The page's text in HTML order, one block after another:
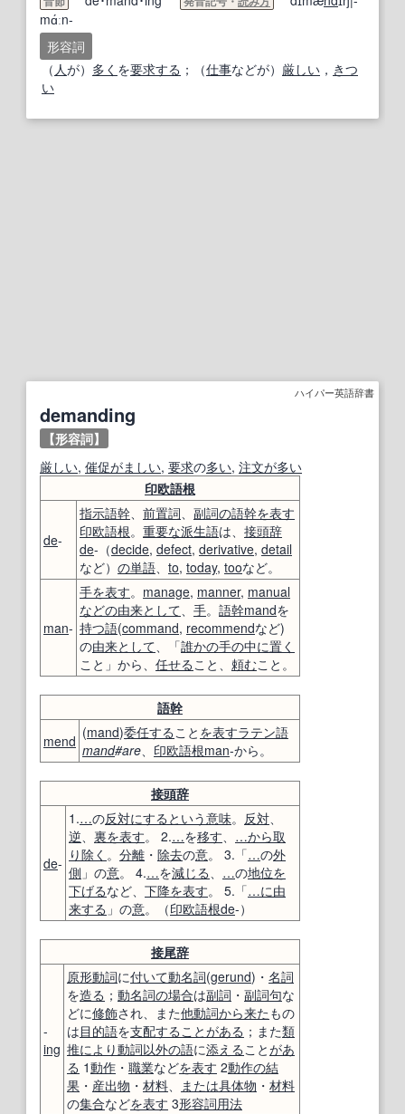
mɑ́ːn-
形容詞
（ 人が） 多く を要求する ；（仕事などが） 厳しい ， きつ
い
ハイパー英語辞書
demanding
【形容詞】
厳しい, 催促がましい, 要求の多い, 注文が多い
印欧語根
de-
指示語幹、 前置詞、 副詞の語幹を表す
印欧語根。 重要な派生語は、 接頭辞
de-（decide, defect, derivative, detail
など） の単語、 to, today, tooなど。
man-
手を表す。 manage, manner, manual
などの由来として、 手。 語幹mandを
持つ語(command, recommendなど)
の由来として、「誰かの手の中に置く
こと」から、 任せること、 頼むこと。
語幹
mend (mand)委任すること を表すラテン語
mand#are、 印欧語根man-から。
接頭辞
de-
1.…の反対にする という意味。 反対、
逆、 裏を表す。 2.…を移す、 …から取
り除く 。 分離 ・ 除去の意。 3.「…の外
側 」の意。 4.…を減じる、 …の地位を
下げるなど、 下降を表す。 5.「…に由
来する 」の意。（印欧語根de-）
接尾辞
-
ing
原形動詞に付いて動名詞(gerund)・ 名詞
を造る ； 動名詞の場合は副詞 ・ 副詞句な
どに修飾され、また他動詞から来たもの
は目的語を支配することがある ；また類
推により動詞以外の語に添えることがあ
る 1動作 ・ 職業などを表す 2動作の結
果 ・ 産出物 ・ 材料、 または具体物 ・ 材料
の集合などを表す 3形容詞用法